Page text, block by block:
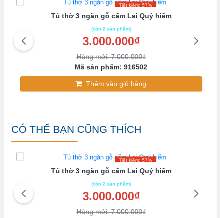
Tiết kiệm: 57%
Tủ thờ 3 ngăn gỗ cẩm Lai Quý hiếm
(còn 2 sản phẩm)
3.000.000₫
Hàng mới: 7.000.000₫
Mã sản phẩm: 916502
Thêm vào giỏ hàng
CÓ THỂ BẠN CŨNG THÍCH
Tiết kiệm: 57%
Tủ thờ 3 ngăn gỗ cẩm Lai Quý hiếm
(còn 2 sản phẩm)
3.000.000₫
Hàng mới: 7.000.000₫